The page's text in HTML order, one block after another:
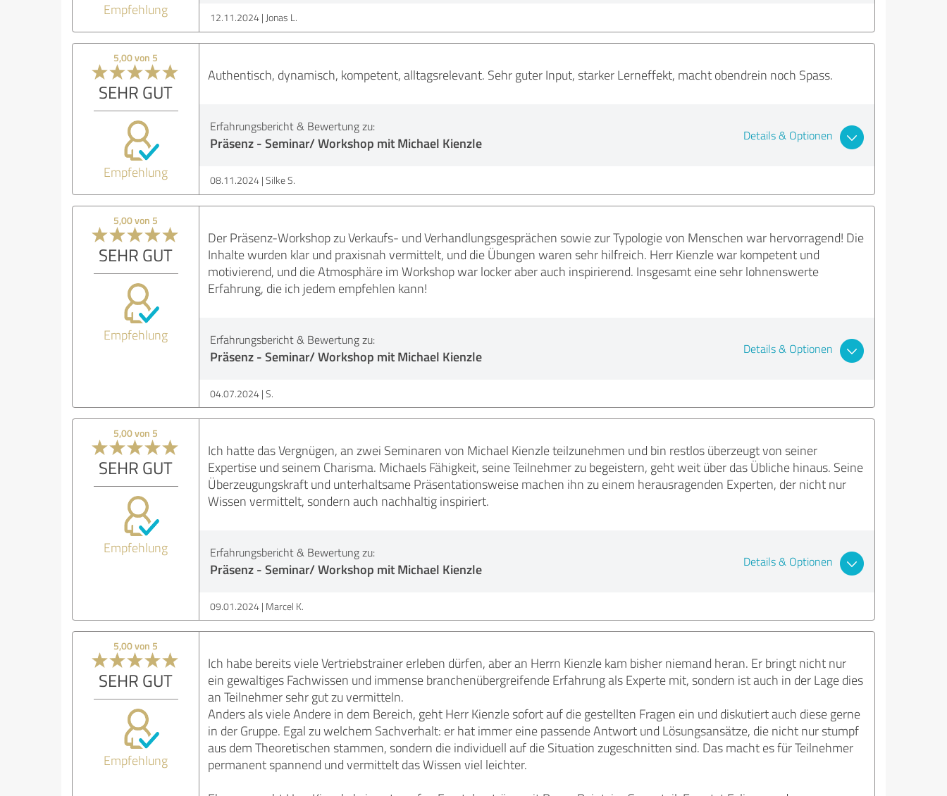
Empfehlung 12.11.2024 Jonas L.
5,00 von 5
SEHR GUT
Empfehlung
Authentisch, dynamisch, kompetent, alltagsrelevant. Sehr guter Input, starker Lerneffekt, macht obendrein noch Spass.
Erfahrungsbericht & Bewertung zu:
Präsenz - Seminar/ Workshop mit Michael Kienzle Details & Optionen
08.11.2024 Silke S.
5,00 von 5
SEHR GUT
Empfehlung
Der Präsenz-Workshop zu Verkaufs- und Verhandlungsgesprächen sowie zur Typologie von Menschen war hervorragend! Die
Inhalte wurden klar und praxisnah vermittelt, und die Übungen waren sehr hilfreich. Herr Kienzle war kompetent und
motivierend, und die Atmosphäre im Workshop war locker aber auch inspirierend. Insgesamt eine sehr lohnenswerte
Erfahrung, die ich jedem empfehlen kann!
Erfahrungsbericht & Bewertung zu:
Präsenz - Seminar/ Workshop mit Michael Kienzle Details & Optionen
04.07.2024 S.
5,00 von 5
SEHR GUT
Empfehlung
Ich hatte das Vergnügen, an zwei Seminaren von Michael Kienzle teilzunehmen und bin restlos überzeugt von seiner
Expertise und seinem Charisma. Michaels Fähigkeit, seine Teilnehmer zu begeistern, geht weit über das Übliche hinaus. Seine
Überzeugungskraft und unterhaltsame Präsentationsweise machen ihn zu einem herausragenden Experten, der nicht nur
Wissen vermittelt, sondern auch nachhaltig inspiriert.
Erfahrungsbericht & Bewertung zu:
Präsenz - Seminar/ Workshop mit Michael Kienzle Details & Optionen
09.01.2024 Marcel K.
5,00 von 5
SEHR GUT
Empfehlung
Ich habe bereits viele Vertriebstrainer erleben dürfen, aber an Herrn Kienzle kam bisher niemand heran. Er bringt nicht nur
ein gewaltiges Fachwissen und immense branchenübergreifende Erfahrung als Experte mit, sondern ist auch in der Lage dies
an Teilnehmer sehr gut zu vermitteln.
Anders als viele Andere in dem Bereich, geht Herr Kienzle sofort auf die gestellten Fragen ein und diskutiert auch diese gerne
in der Gruppe. Egal zu welchem Sachverhalt: er hat immer eine passende Antwort und Lösungsansätze, die nicht nur stumpf
aus dem Theoretischen stammen, sondern die individuell auf die Situation zugeschnitten sind. Das macht es für Teilnehmer
permanent spannend und vermittelt das Wissen viel leichter.